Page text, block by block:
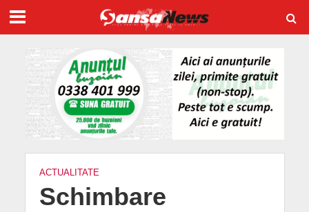
ACTUALITATE
Schimbare